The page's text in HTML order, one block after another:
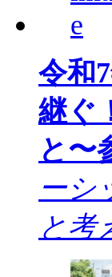
令和
継ぐ
と〜
ーシ
と考